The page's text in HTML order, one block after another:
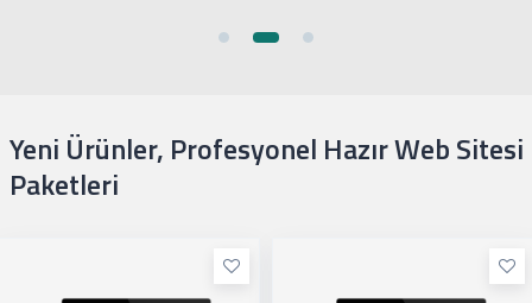
Yeni Ürünler, Profesyonel Hazır Web Sitesi
Paketleri